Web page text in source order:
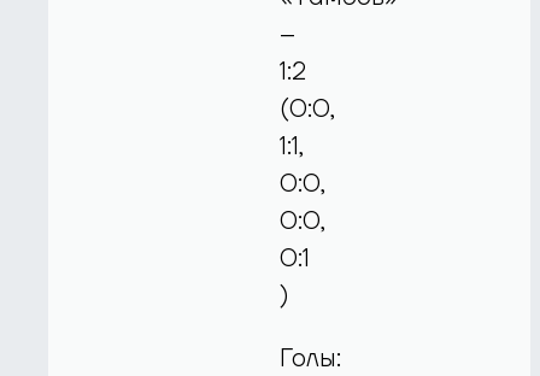
–
1:2
(0:0,
1:1,
0:0,
0:0,
0:1
)
Голы: